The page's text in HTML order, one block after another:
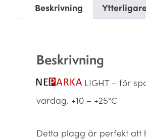
Beskrivning
Beskrivning
LIGHT – för
vardag. +10 – +25°C
Detta plagg är perfekt att